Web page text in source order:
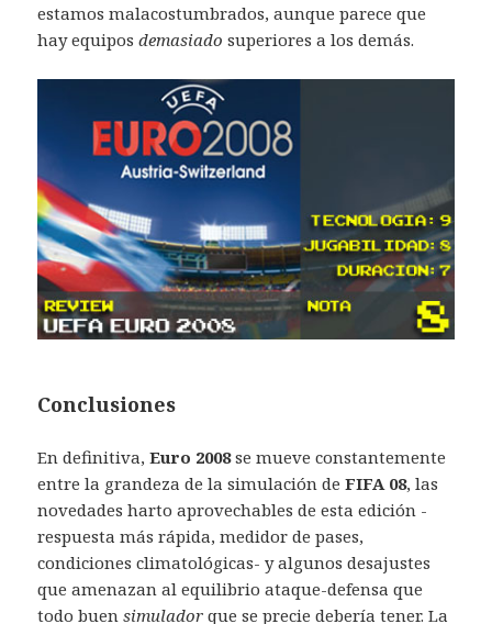
estamos malacostumbrados, aunque parece que
hay equiposdemasiado superiores a los demás.
Conclusiones
En definitiva,Euro 2008se mueve constantemente
entre la grandeza de la simulación deFIFA 08, las
novedades harto aprovechables de esta edición -
respuesta más rápida, medidor de pases,
condiciones climatológicas- y algunos desajustes
que amenazan al equilibrio ataque-defensa que
todo buensimulador que se precie debería tener. La